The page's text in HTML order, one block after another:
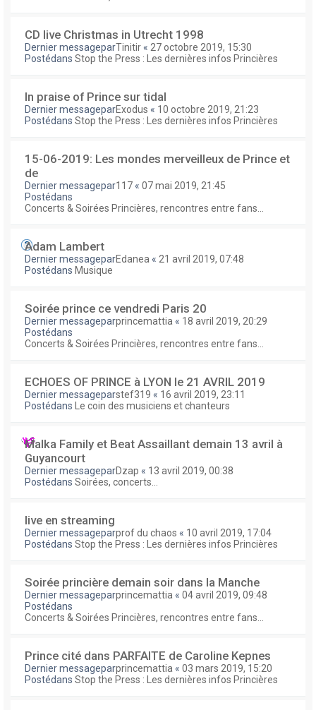
CD live Christmas in Utrecht 1998
Dernier messageparTinitir « 27 octobre 2019, 15:30
Postédans Stop the Press : Les dernières infos Princières
In praise of Prince sur tidal
Dernier messageparExodus « 10 octobre 2019, 21:23
Postédans Stop the Press : Les dernières infos Princières
15-06-2019: Les mondes merveilleux de Prince et
de
Dernier messagepar117 « 07 mai 2019, 21:45
Postédans
Concerts & Soirées Princières, rencontres entre fans...
Adam Lambert
Dernier messageparEdanea « 21 avril 2019, 07:48
Postédans Musique
Soirée prince ce vendredi Paris 20
Dernier messageparprincemattia « 18 avril 2019, 20:29
Postédans
Concerts & Soirées Princières, rencontres entre fans...
ECHOES OF PRINCE à LYON le 21 AVRIL 2019
Dernier messageparstef319 « 16 avril 2019, 23:11
Postédans
Le coin des musiciens et chanteurs
Malka Family et Beat Assaillant demain 13 avril à
Guyancourt
Dernier messageparDzap « 13 avril 2019, 00:38
Postédans Soirées, concerts...
live en streaming
Dernier messageparprof du chaos « 10 avril 2019, 17:04
Postédans Stop the Press : Les dernières infos Princières
Soirée princière demain soir dans la Manche
Dernier messageparprincemattia « 04 avril 2019, 09:48
Postédans
Concerts & Soirées Princières, rencontres entre fans...
Prince cité dans PARFAITE de Caroline Kepnes
Dernier messageparprincemattia « 03 mars 2019, 15:20
Postédans Stop the Press : Les dernières infos Princières